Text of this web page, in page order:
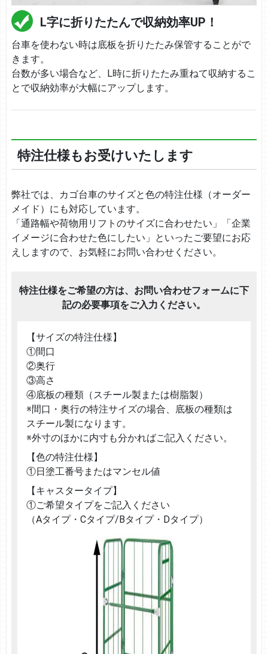
L字に折りたたんで収納効率UP！
台車を使わない時は底板を折りたたみ保管することがで
きます。
台数が多い場合など、L時に折りたたみ重ねて収納するこ
とで収納効率が大幅にアップします。
特注仕様もお受けいたします
弊社では、カゴ台車のサイズと色の特注仕様（オーダー
メイド）にも対応しています。
「通路幅や荷物用リフトのサイズに合わせたい」「企業
イメージに合わせた色にしたい」といったご要望にお応
えしますので、お気軽にお問い合わせください。
特注仕様をご希望の方は、お問い合わせフォームに下
記の必要事項をご入力ください。
【サイズの特注仕様】
①間口
②奥行
③高さ
④底板の種類（スチール製または樹脂製）
※間口・奥行の特注サイズの場合、底板の種類は
スチール製になります。
※外寸のほかに内寸も分かればご記入ください。
【色の特注仕様】
①日塗工番号またはマンセル値
【キャスタータイプ】
①ご希望タイプをご記入ください
（Aタイプ・Cタイプ/Bタイプ・Dタイプ）